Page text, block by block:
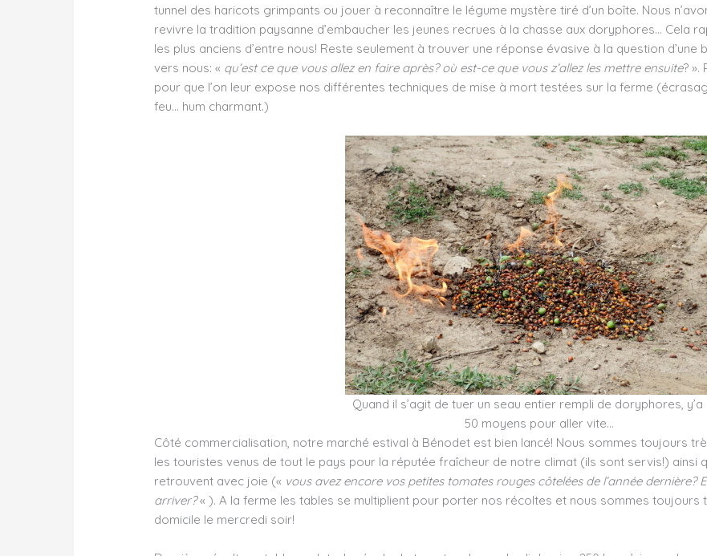
tunnel des haricots grimpants ou jouer à reconnaître le légume mystère tiré d’un boîte. Nous
revivre la tradition paysanne d’embaucher les jeunes recrues à la chasse aux doryphores… Cela
les plus anciens d’entre nous! Reste seulement à trouver une réponse évasive à la question d’une
vers nous: « qu’est ce que vous allez en faire après? où est-ce que vous z’allez les mettre ensuite? ».
pour que l’on leur expose nos différentes techniques de mise à mort testées sur la ferme
feu… hum charmant.)
Quand il s’agit de tuer un seau entier rempli de doryphores, y’a
50 moyens pour aller vite…
Côté commercialisation, notre marché estival à Bénodet est bien lancé! Nous sommes toujours
les touristes venus de tout le pays pour la réputée fraîcheur de notre climat (ils sont servis!) ainsi
retrouvent avec joie (« vous avez encore vos petites tomates rouges côtelées de l’année dernière?
arriver?« ). A la ferme les tables se multiplient pour porter nos récoltes et nous sommes toujours
domicile le mercredi soir!